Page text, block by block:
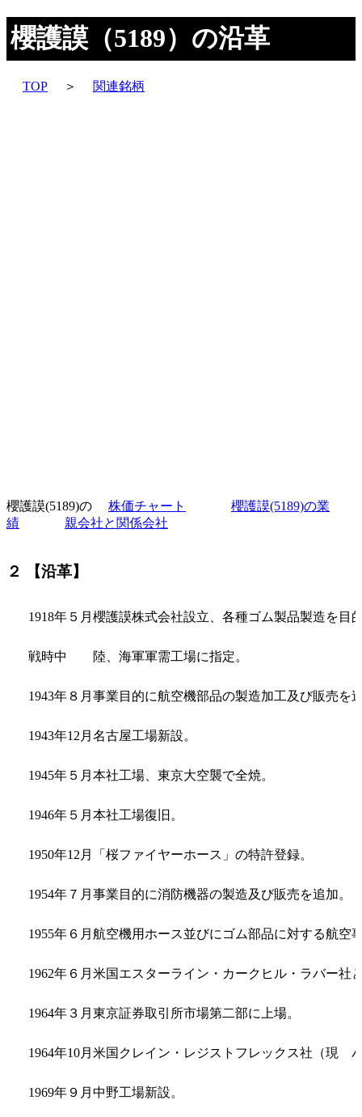
櫻護謨（5189）の沿革
TOP ＞ 関連銘柄
櫻護謨(5189)の 株価チャート
櫻護謨(5189)の業
績
親会社と関係会社
２ 【沿革】
1918年５月 櫻護謨株式会社設立、各種ゴム製品製造を目
戦時中 陸、海軍軍需工場に指定。
1943年８月 事業目的に航空機部品の製造加工及び販売を
1943年12月 名古屋工場新設。
1945年５月 本社工場、東京大空襲で全焼。
1946年５月 本社工場復旧。
1950年12月 「桜ファイヤーホース」の特許登録。
1954年７月 事業目的に消防機器の製造及び販売を追加。
1955年６月 航空機用ホース並びにゴム部品に対する航空
1962年６月 米国エスターライン・カークヒル・ラバー社
1964年３月 東京証券取引所市場第二部に上場。
1964年10月 米国クレイン・レジストフレックス社（現
1969年９月 中野工場新設。